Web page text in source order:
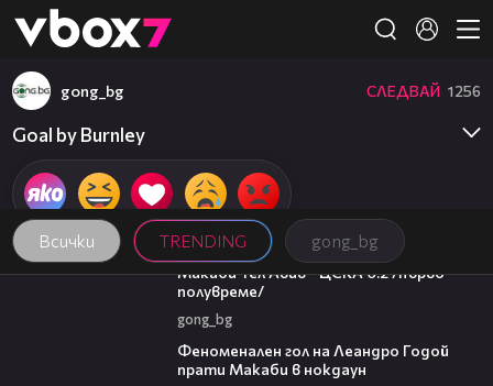
👾
Всички TRENDING gong_bg
gong_bg СЛЕДВАЙ 1256
Goal by Burnley
04:36
Макаби Тел Авив - ЦСКА 0:2 /първо
полувреме/
gong_bg
Феноменален гол на Леандро Годой
прати Макаби в нокдаун